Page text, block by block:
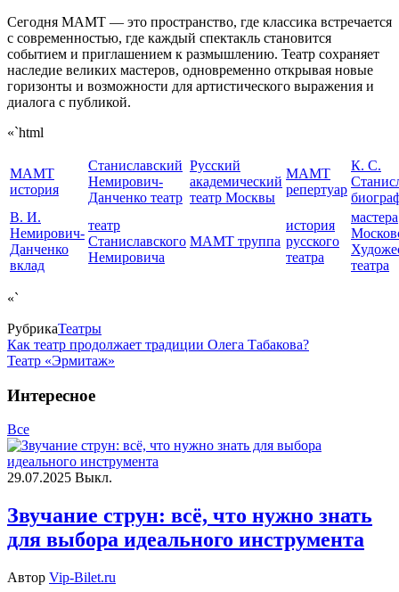
Сегодня МАМТ — это пространство, где классика встречается
с современностью, где каждый спектакль становится
событием и приглашением к размышлению. Театр сохраняет
наследие великих мастеров, одновременно открывая новые
горизонты и возможности для артистического выражения и
диалога с публикой.
«`html
МАМТ
история
Станиславский
Немирович-
Данченко театр
Русский
академический
театр Москвы
МАМТ
репертуар
К. С.
В. И.
Немирович-
Данченко
вклад
театр
Станиславского
Немировича
МАМТ труппа
история
русского
театра
мастера
театра
«`
РубрикаТеатры
Как театр продолжает традиции Олега Табакова?
Театр «Эрмитаж»
Интересное
Все
29.07.2025 Выкл.
Звучание струн: всё, что нужно знать
для выбора идеального инструмента
Автор Vip-Bilet.ru